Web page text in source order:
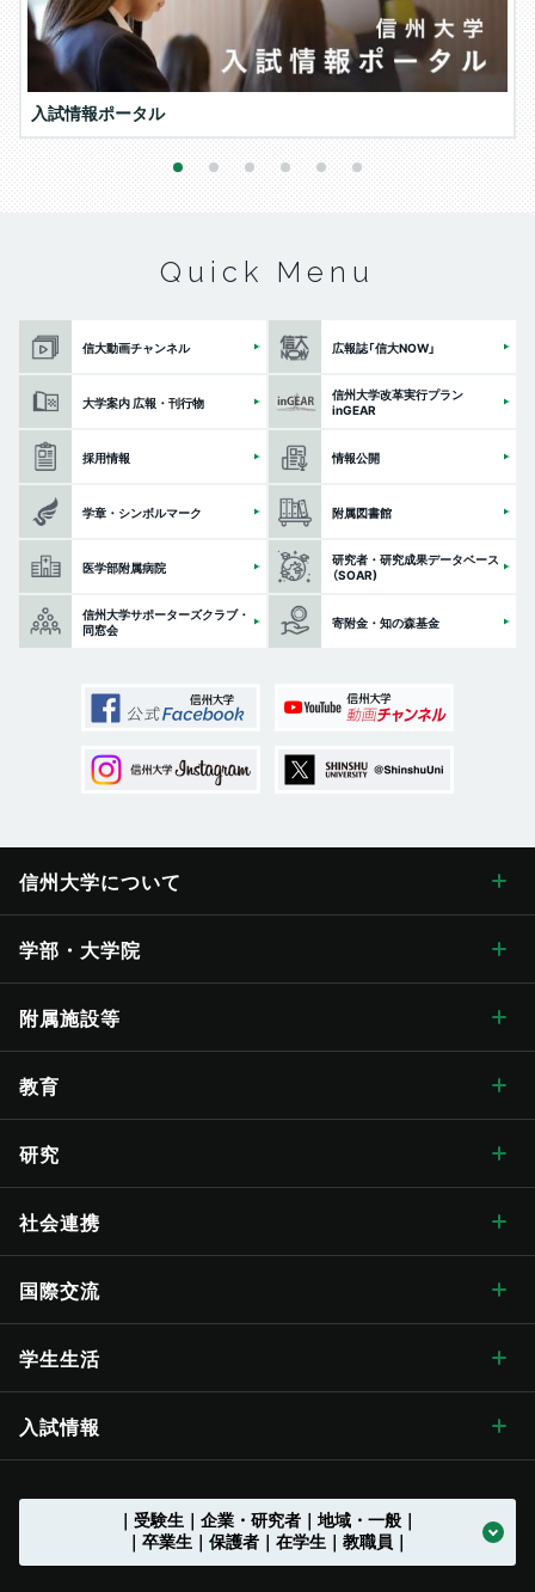
入試情報ポータル
1 2 4 5
Quick Menu
信大動画チャンネル 広報誌「信大NOW」
大学案内 広報・刊行物
信州大学改革実行プラン
inGEAR
採用情報 情報公開
学章・シンボルマーク 附属図書館
医学部附属病院
研究者・研究成果データベース
（SOAR)
信州大学サポーターズクラブ・
同窓会
寄附金・知の森基金
信州大学について
信州大学について トップ
学長メッセージ
学長メッセージ トップ
入学式学長式辞
大学概要・理念
大学概要・理念 トップ
歴史・沿革 トップ
大学の歴史
学章・シンボルマーク
学章・シンボルマークトップ
学章等データの使用について
信州大学歌
信州大学の方針・取組
【グローバル版】グレーター・ユニバーシティ・ ビジョン
（VGSU Global）
中期目標・中期計画 / アクションプラン（行動計画）
長野（教育）キャンパス
長野（工学）キャンパス
伊那キャンパス
刊行物
広報誌「信大NOW」
広報誌「信大NOW」トップ
ソーシャルメディア公式アカウント一覧
情報公開 トップ
法人に関する情報
法人に関する情報 トップ
法人文書の情報公開
採用情報
採用情報 トップ
お知らせ一覧
学部・大学院
学部・大学院 トップ
人文学部
教育学部
経法学部
農学部
附属施設等
総合博物館
附属図書館
医学部附属病院
教育学部附属志賀自然教育研究施設
附属長野小学校
農学部附属アルプス圏フィールド科学教育研究センター
教育
教育 トップ
教育ハイライト
教育に関する目標と方針
教育に関する目標と方針 トップ
入学者受入れの方針（アドミッション･ポリシー）
教育の特色
環境マインドの育成
キャリア教育
研究
研究 トップ
研究ハイライト
アクア・リジェネレーション機構
先鋭領域融合研究群
社会実装研究クラスター トップ
共同研究・受託研究（産学連携）のご案内
社会連携
社会連携 トップ
社会連携の目標と特色
地域における連携活動
地域との連携協定
地域の方に向けた公開講座等 トップ
教職員の兼業について
国際交流
国際交流 トップ
グローバル化に向けた
学生生活
学生生活 トップ
学生総合支援センターの利用 トップ
授業料免除・奨学金
入試情報
学部入試案内（入試情報ポータル）
｜受験生｜企業・研究者｜地域・一般｜
｜卒業生｜保護者｜在学生｜教職員｜